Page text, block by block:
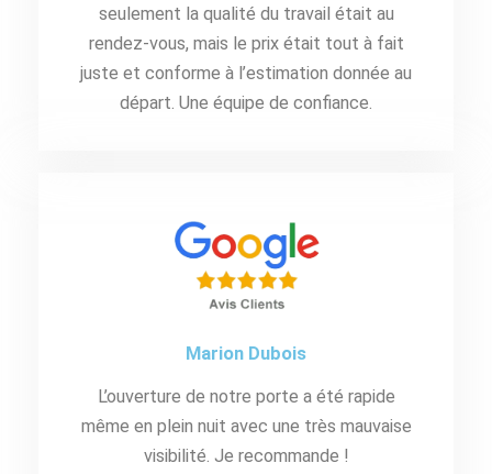
seulement la qualité du travail était au
rendez-vous, mais le prix était tout à fait
juste et conforme à l’estimation donnée au
départ. Une équipe de confiance.
Marion Dubois
L’ouverture de notre porte a été rapide
même en plein nuit avec une très mauvaise
visibilité. Je recommande !